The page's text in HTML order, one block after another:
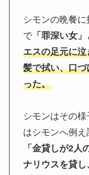
シモンの晩餐
で「罪深い女」
エスの足元に
髪で拭い、口
った。
シモンはその
はシモンへ例え
「金貸しが2人
ナリウスを貸